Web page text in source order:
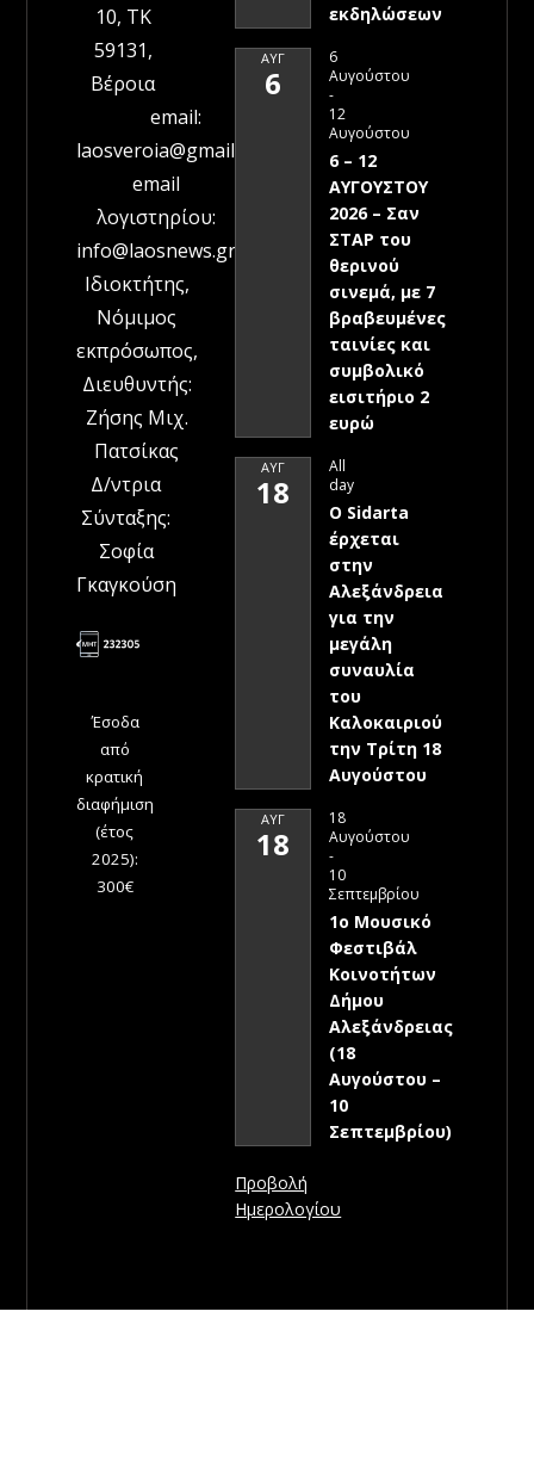
10, ΤΚ
59131,
Βέροια
email:
laosveroia@gmail.com
email
λογιστηρίου:
info@laosnews.gr
Ιδιοκτήτης,
Νόμιμος
εκπρόσωπος,
Διευθυντής:
Ζήσης Μιχ.
Πατσίκας
Δ/ντρια
Σύνταξης:
Σοφία
Γκαγκούση
Έσοδα
από
κρατική
διαφήμιση
(έτος
2025):
300€
εκδηλώσεων
ΑΥΓ
6
6
Αυγούστου
-
12
Αυγούστου
6 – 12
ΑΥΓΟΥΣΤΟΥ
2026 – Σαν
ΣΤΑΡ του
θερινού
σινεμά, με 7
βραβευμένες
ταινίες και
συμβολικό
εισιτήριο 2
ευρώ
ΑΥΓ
18
All
day
Ο Sidarta
έρχεται
στην
Αλεξάνδρεια
για την
μεγάλη
συναυλία
του
Καλοκαιριού
την Τρίτη 18
Αυγούστου
ΑΥΓ
18
18
Αυγούστου
-
10
Σεπτεμβρίου
1ο Μουσικό
Φεστιβάλ
Κοινοτήτων
Δήμου
Αλεξάνδρειας
(18
Αυγούστου –
10
Σεπτεμβρίου)